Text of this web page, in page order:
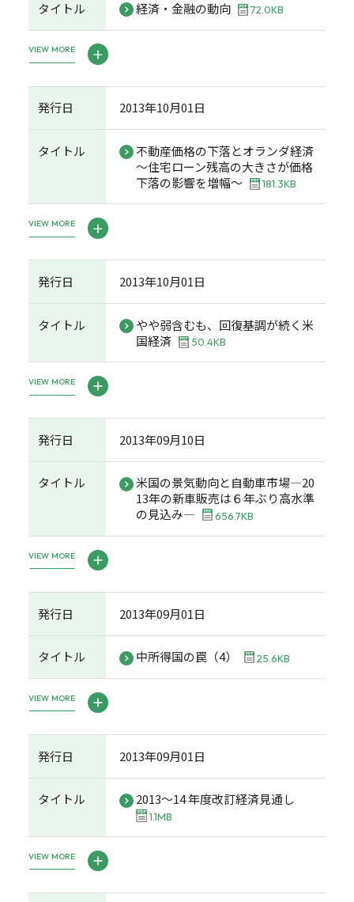
タイトル 経済・金融の動向 72.0KB
VIEW MORE
発行日 2013年10月01日
タイトル
不動産価格の下落とオランダ経済
～住宅ローン残高の大きさが価格
下落の影響を増幅～
181.3KB
VIEW MORE
発行日 2013年10月01日
タイトル
やや弱含むも、回復基調が続く米
国経済
50.4KB
VIEW MORE
発行日 2013年09月10日
タイトル
米国の景気動向と自動車市場―20
13年の新車販売は６年ぶり高水準
の見込み―
656.7KB
VIEW MORE
発行日 2013年09月01日
タイトル 中所得国の罠（4） 25.6KB
VIEW MORE
発行日 2013年09月01日
タイトル 2013～14 年度改訂経済見通し
1.1MB
VIEW MORE